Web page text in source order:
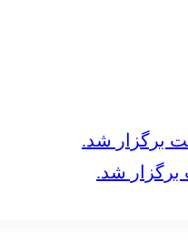
شد.